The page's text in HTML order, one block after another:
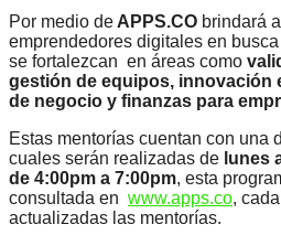
Por medio de APPS.CO brindará
emprendedores digitales en
se fortalezcan en áreas como
gestión de equipos, innovación
de negocio y finanzas para
Estas mentorías cuentan con una
cuales serán realizadas de lunes
de 4:00pm a 7:00pm, esta
consultada en www.apps.co,
actualizadas las mentorías.